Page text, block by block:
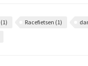
(1) Racefietsen (1)